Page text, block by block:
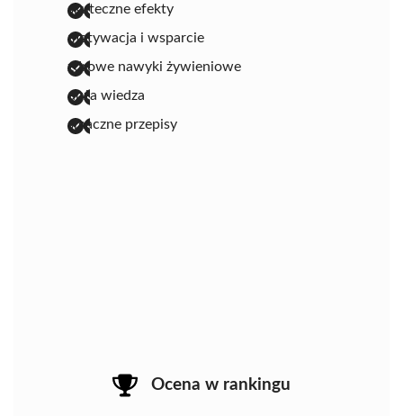
skuteczne efekty
motywacja i wsparcie
zdrowe nawyki żywieniowe
duża wiedza
smaczne przepisy
Ocena w rankingu